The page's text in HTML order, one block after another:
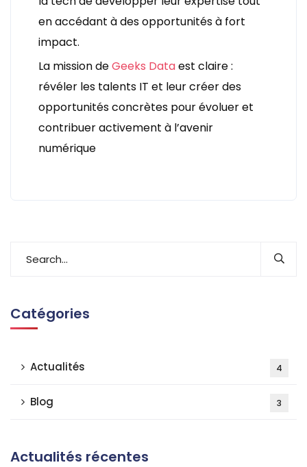
en accédant à des opportunités à fort
impact.
La mission deGeeks Dataest claire :
révéler les talents IT et leur créer des
opportunités concrètes pour évoluer et
contribuer activement à l’avenir
numérique
Catégories
Actualités 4
Blog 3
Actualités récentes